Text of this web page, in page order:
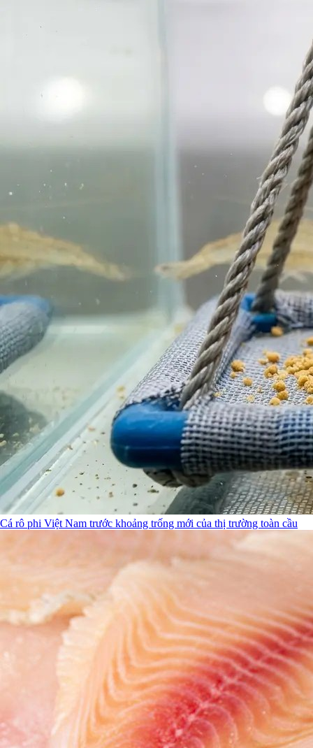
Cá rô phi Việt Nam trước khoảng trống mới của thị trường toàn cầu